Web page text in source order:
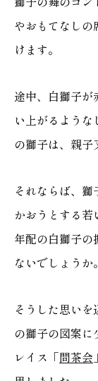
やおもてなし
けます。
途中、白獅子
い上がるよう
の獅子は、親子
それならば、
かおうとする若
年配の白獅子の
ないでしょうか。
そうした思い
の獅子の図案
レイス「問茶会